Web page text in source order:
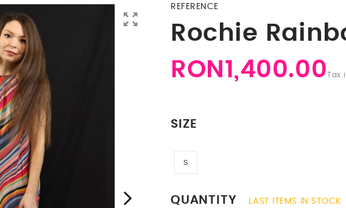
REFERENCE
Rochie
RON1,400.00Tax
SIZE
SS
QUANTITY LAST ITEMS IN STOCK